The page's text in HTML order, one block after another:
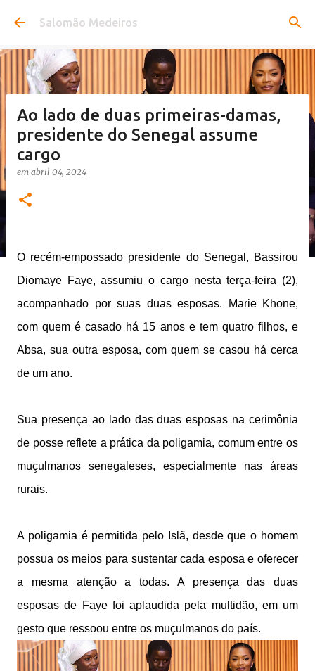
Pular para o conteúdo principal
Salomão Medeiros
Ao lado de duas primeiras-damas,
presidente do Senegal assume
cargo
em abril 04, 2024
O recém-empossado presidente do Senegal, Bassirou
Diomaye Faye, assumiu o cargo nesta terça-feira (2),
acompanhado por suas duas esposas. Marie Khone,
com quem é casado há 15 anos e tem quatro filhos, e
Absa, sua outra esposa, com quem se casou há cerca
de um ano.
Sua presença ao lado das duas esposas na cerimônia
de posse reflete a prática da poligamia, comum entre os
muçulmanos senegaleses, especialmente nas áreas
rurais.
A poligamia é permitida pelo Islã, desde que o homem
possua os meios para sustentar cada esposa e oferecer
a mesma atenção a todas. A presença das duas
esposas de Faye foi aplaudida pela multidão, em um
gesto que ressoou entre os muçulmanos do país.